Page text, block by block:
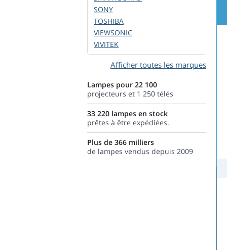
SONY
TOSHIBA
VIEWSONIC
VIVITEK
Afficher toutes les marques
Lampes pour 22 100
projecteurs et 1 250 télés
33 220 lampes en stock
prêtes à être expédiées.
Plus de 366 milliers
de lampes vendus depuis 2009